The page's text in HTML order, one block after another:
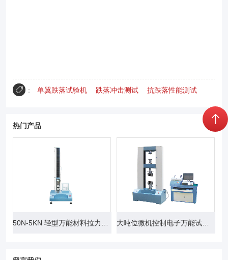
： 单翼跌落试验机 跌落冲击测试 抗跌落性能测试
热门产品
大吨位微机控制电子万能试验机